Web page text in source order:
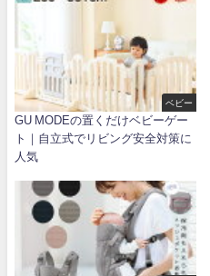
ベビー
GU MODEの置くだけベビーゲー
ト｜自立式でリビング安全対策に
人気